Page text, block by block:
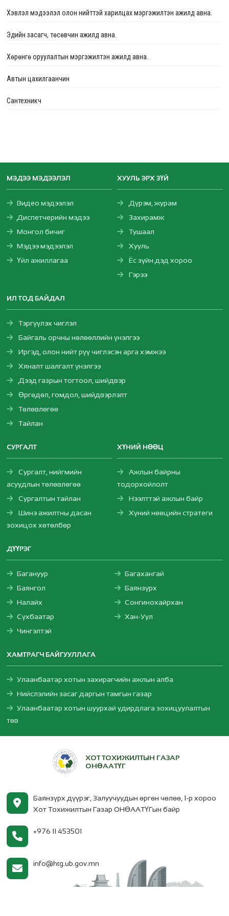
Хэвлэл мэдээлэл олон нийттэй харилцах мэргэжилтэн ажилд авна.
Эдийн засагч, төсөвчин ажилд авна.
Хөрөнгө оруулалтын мэргэжилтэн ажилд авна.
Автын цахилгаанчин
Сантехникч
МЭДЭЭ МЭДЭЭЛЭЛ
Видео мэдээлэл
Диспетчерийн мэдээ
Монгол бичиг
Мэдээ мэдээлэл
Үйл ажиллагаа
ХУУЛЬ ЭРХ ЗҮЙ
Дүрэм, журам
Захирамж
Тушаал
Хууль
Ёс зүйн дэд хороо
Гэрээ
ИЛ ТОД БАЙДАЛ
Тэргүүлэх чиглэл
Байгаль орчны нөлөөллийн үнэлгээ
Иргэд, олон нийт рүү чиглэсэн арга хэмжээ
Хяналт шалгалт үнэлгээ
Дээд газрын тогтоол, шийдвэр
Өргөдөл, гомдол, шийдвэрлэлт
Төлөвлөгөө
Тайлан
СУРГАЛТ
Сургалт, нийгмийн
асуудлын төлөвлөгөө
Сургалтын тайлан
Шинэ ажилтны дасан
зохицох хөтөлбөр
ХҮНИЙ НӨӨЦ
Ажлын байрны
тодорхойлолт
Нээлттэй ажлын байр
Хүний нөөцийн стратеги
ДҮҮРЭГ
Багануур
Багахангай
Баянгол
Баянзүрх
Налайх
Сонгинохайрхан
Сүхбаатар
Хан-Уул
Чингэлтэй
ХАМТРАГЧ БАЙГУУЛЛАГА
Улаанбаатар хотын захирагчийн ажлын алба
Нийслэлийн засаг даргын тамгын газар
Улаанбаатар хотын шуурхай удирдлага зохицуулалтын
төв
ХОТ ТОХИЖИЛТЫН ГАЗАР
ОНӨААТҮГ
Баянзүрх дүүрэг, Залуучуудын өргөн чөлөө, 1-р хороо
Хот Тохижилтын Газар ОНӨААТҮГын байр
+976 11 453501
info@htg.ub.gov.mn